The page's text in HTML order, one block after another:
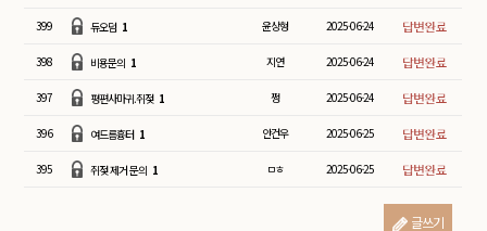
399 듀오덤 1 윤상형 2025-06-24
398 비용문의 1 지연 2025-06-24
397 평편사마귀.쥐젖 1 쩡 2025-06-24
396 여드름흉터 1 안건우 2025-06-25
395 쥐젖 제거 문의 1 ㅁㅎ 2025-06-25
글쓰기